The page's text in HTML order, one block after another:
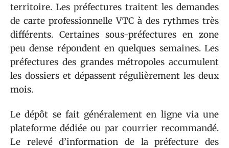
territoire. Les préfectures traitent les demandes
de carte professionnelle VTC à des rythmes très
différents. Certaines sous-préfectures en zone
peu dense répondent en quelques semaines. Les
préfectures des grandes métropoles accumulent
les dossiers et dépassent régulièrement les deux
mois.
Le dépôt se fait généralement en ligne via une
plateforme dédiée ou par courrier recommandé.
Le relevé d’information de la préfecture des